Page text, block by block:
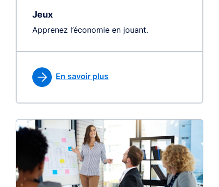
Jeux
Apprenez l’économie en jouant.
En savoir plus